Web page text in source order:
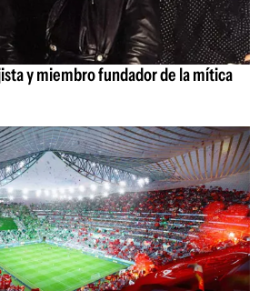
y miembro fundador de la mítica